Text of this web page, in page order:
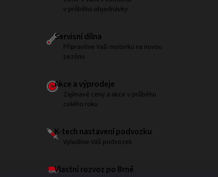
v průběhu objednávky
Servisní dílna
Připravíme Vaši motorku na novou
sezónu
Akce a výprodeje
Zajímavé ceny a akce v průběhu
celého roku
K-tech nastavení podvozku
Vyladíme Váš podvozek
Vlastní rozvoz po Brně